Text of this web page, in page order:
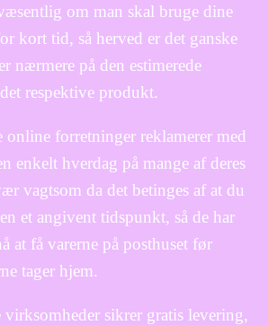
om man skal bruge dine
kort tid, så herved er det ganske
nærmere på den estimerede
respektive produkt.
online forretninger reklamerer med
enkelt hverdag på mange af deres
vagtsom da det betinges af at du
et angivent tidspunkt, så de har
at få varerne på posthuset før
tager hjem.
sikrer gratis levering,